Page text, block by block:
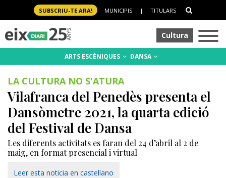
SUBSCRIU-TE ARA! MUNICIPIS | TITULARS
Cultura
ARTS ESCÈNIQUES DANSA
LA CULTURA NO S'ATURA
Vilafranca del Penedès presenta el
Dansòmetre 2021, la quarta edició
del Festival de Dansa
Les diferents activitats es faran del 24 d’abril al 2 de
maig, en format presencial i virtual
Leer esta noticia en castellano